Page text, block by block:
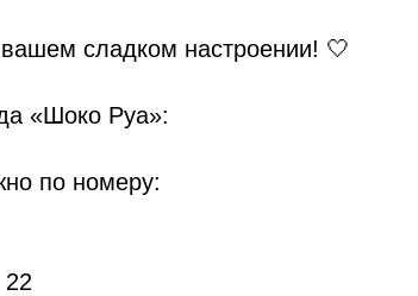
сладком настроении! 🤍
«Шоко Руа»:
по номеру:
22